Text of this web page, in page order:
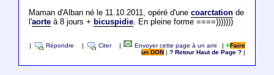
Maman d'Alban né le 11.10.2011, opéré d'une coarctationde
l'aorteà 8 jours + bicuspidie. En pleine forme ====)))))))
Répondre Citer Envoyer cette page à un ami |
Faire
un DON
|? Retour Haut de Page ?